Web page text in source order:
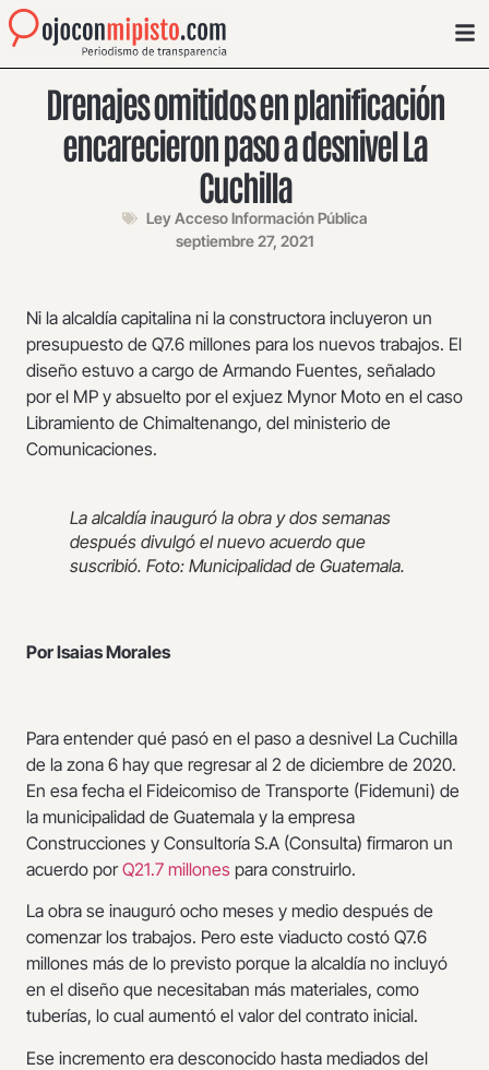
Drenajes omitidos en planificación
encarecieron paso a desnivel La
Cuchilla
Ley Acceso Información Pública
septiembre 27, 2021
Ni la alcaldía capitalina ni la constructora incluyeron un
presupuesto de Q7.6 millones para los nuevos trabajos. El
diseño estuvo a cargo de Armando Fuentes, señalado
por el MP y absuelto por el exjuez Mynor Moto en el caso
Libramiento de Chimaltenango, del ministerio de
Comunicaciones.
La alcaldía inauguró la obra y dos semanas
después divulgó el nuevo acuerdo que
suscribió. Foto: Municipalidad de Guatemala.
Por Isaias Morales
Para entender qué pasó en el paso a desnivel La Cuchilla
de la zona 6 hay que regresar al 2 de diciembre de 2020.
En esa fecha el Fideicomiso de Transporte (Fidemuni) de
la municipalidad de Guatemala y la empresa
Construcciones y Consultoría S.A (Consulta) firmaron un
acuerdo porQ21.7 millones para construirlo.
La obra se inauguró ocho meses y medio después de
comenzar los trabajos. Pero este viaducto costó Q7.6
millones más de lo previsto porque la alcaldía no incluyó
en el diseño que necesitaban más materiales, como
tuberías, lo cual aumentó el valor del contrato inicial.
Ese incremento era desconocido hasta mediados del